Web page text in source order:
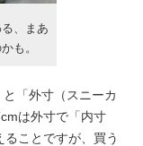
、まあ
も。
「外寸（スニーカ
は外寸で「内寸
ことですが、買う